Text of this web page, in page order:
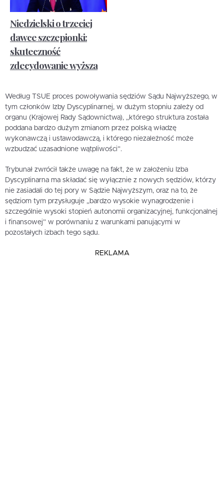
Niedzielski o trzeciej
dawce szczepionki:
skuteczność
zdecydowanie wyższa
Według TSUE proces powoływania sędziów Sądu Najwyższego, w
tym członków Izby Dyscyplinarnej, w dużym stopniu zależy od
organu (Krajowej Rady Sądownictwa), „którego struktura została
poddana bardzo dużym zmianom przez polską władzę
wykonawczą i ustawodawczą, i którego niezależność może
wzbudzać uzasadnione wątpliwości”.
Trybunał zwrócił także uwagę na fakt, że w założeniu Izba
Dyscyplinarna ma składać się wyłącznie z nowych sędziów, którzy
nie zasiadali do tej pory w Sądzie Najwyższym, oraz na to, że
sędziom tym przysługuje „bardzo wysokie wynagrodzenie i
szczególnie wysoki stopień autonomii organizacyjnej, funkcjonalnej
i finansowej” w porównaniu z warunkami panującymi w
pozostałych izbach tego sądu.
REKLAMA